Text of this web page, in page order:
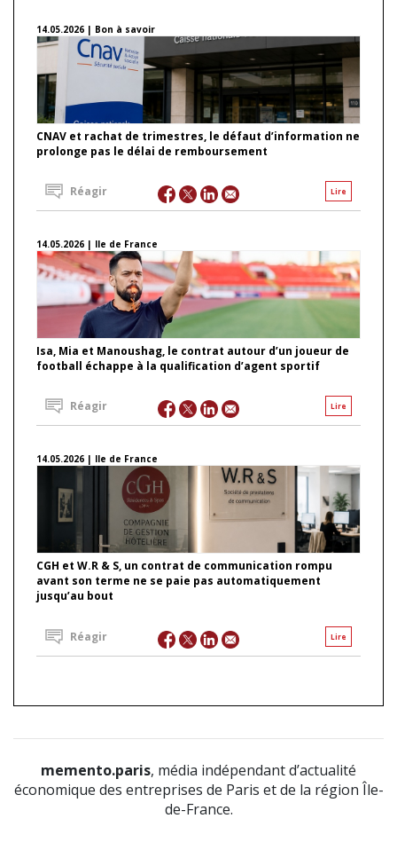
14.05.2026 | Bon à savoir
CNAV et rachat de trimestres, le défaut d’information ne
prolonge pas le délai de remboursement
Lire
Réagir
14.05.2026 | Ile de France
Isa, Mia et Manoushag, le contrat autour d’un joueur de
football échappe à la qualification d’agent sportif
Lire
Réagir
14.05.2026 | Ile de France
CGH et W.R & S, un contrat de communication rompu
avant son terme ne se paie pas automatiquement
jusqu’au bout
Lire
Réagir
memento.paris, média indépendant d’actualité
économique des entreprises de Paris et de la région Île-
de-France.